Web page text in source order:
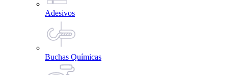
Adesivos
Buchas Químicas